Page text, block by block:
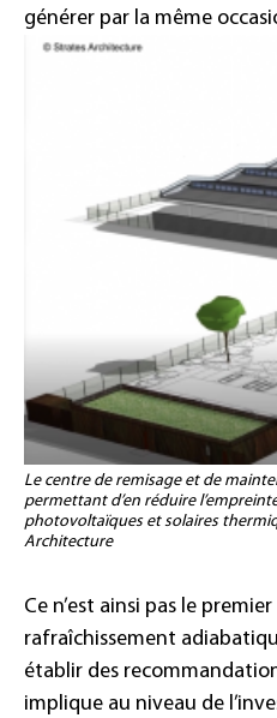
générer par la même
Le centre de remisage et de
permettant d’en réduire
photovoltaïques et solaires
Architecture
Ce n’est ainsi pas le
rafraîchissement
établir des
implique au niveau de